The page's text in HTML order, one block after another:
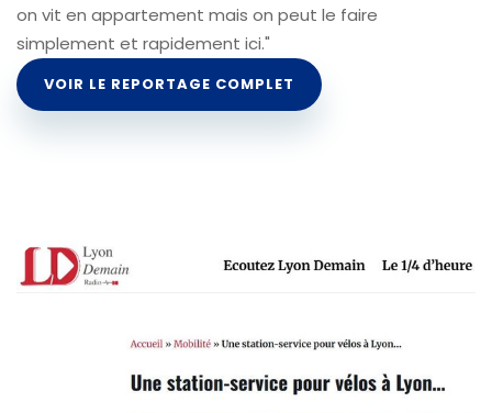
on vit en appartement mais on peut le faire
simplement et rapidement ici."
VOIR LE REPORTAGE COMPLET